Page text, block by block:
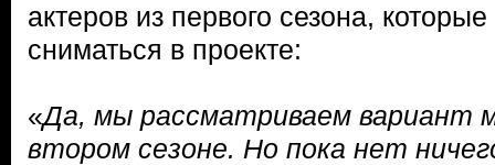
актеров из первого сезона,
сниматься в проекте:
«Да, мы рассматриваем вариант
втором сезоне. Но пока нет